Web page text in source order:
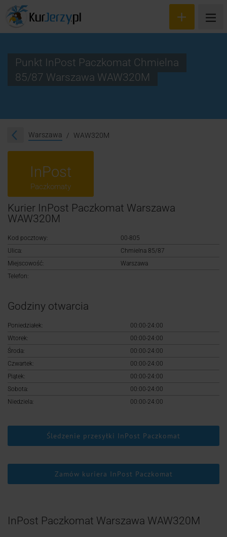
Śledzenie przesyłki
Rejestracja
Punkt InPost Paczkomat Chmielna
85/87 Warszawa WAW320M
Warszawa WAW320M
InPost
Paczkomaty
Kurier InPost Paczkomat Warszawa
WAW320M
Kod pocztowy:
00-805
Ulica:
Chmielna 85/87
Miejscowość:
Warszawa
Telefon:
Godziny otwarcia
Poniedziałek:
00:00-24:00
Wtorek:
00:00-24:00
Środa:
00:00-24:00
Czwartek:
00:00-24:00
Piątek:
00:00-24:00
Sobota:
00:00-24:00
Niedziela:
00:00-24:00
Śledzenie przesyłki InPost Paczkomat
Zamów kuriera InPost Paczkomat
InPost Paczkomat Warszawa WAW320M